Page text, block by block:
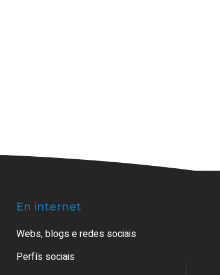
En internet
Webs, blogs e redes sociais
Perfís sociais